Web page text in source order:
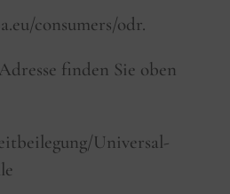
consumers/odr.
finden Sie oben
Universal­